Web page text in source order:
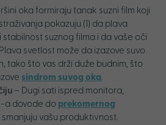
oka formiraju tanak suzni film koji
pokazuju (1) da plava
suznog filma i da vaše oči
svetlost može da izazove suvo
tako što vas drži duže budnim, što
sindrom suvog oka.
– Dugi sati ispred monitora,
a dovode do prekomernog
smanjuju vašu produktivnost.